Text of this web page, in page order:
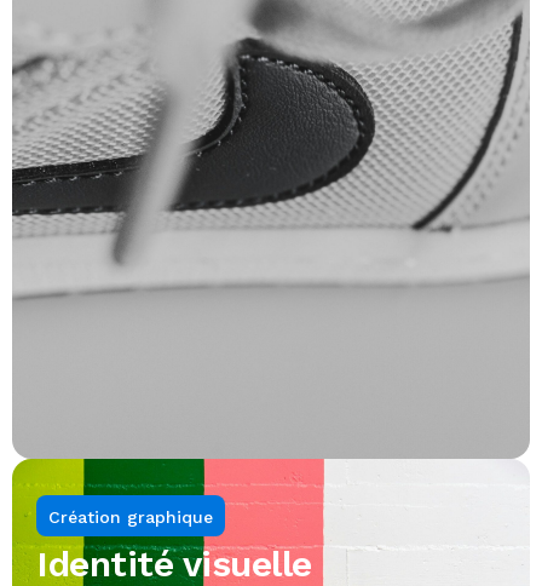
Création graphique
Identité visuelle